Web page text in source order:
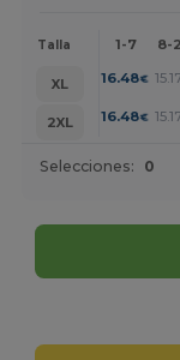
Talla 1-7 8-
XL 16.48€
2XL
16.48€
Selecciones: 0